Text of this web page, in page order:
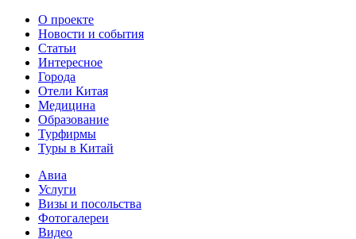
О проекте
Новости и события
Статьи
Интересное
Города
Отели Китая
Медицина
Образование
Турфирмы
Туры в Китай
Авиа
Услуги
Визы и посольства
Фотогалереи
Видео